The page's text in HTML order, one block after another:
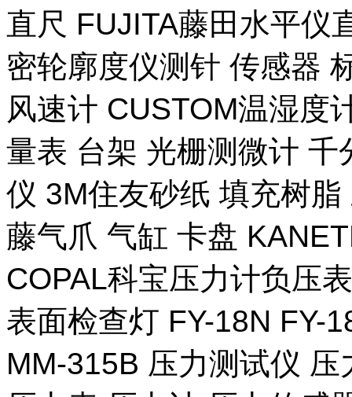
直尺 FUJITA藤田水平仪
密轮廓度仪测针 传感器
风速计 CUSTOM温湿度
量表 台架 光栅测微计
仪 3M住友砂纸 填充树
藤气爪 气缸 卡盘
COPAL科宝压力计负压
表面检查灯 FY-18N FY-
MM-315B 压力测试仪